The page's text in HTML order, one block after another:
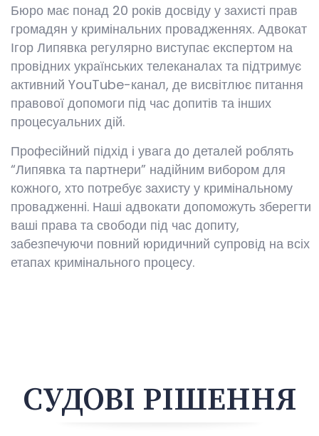
Бюро має понад 20 років досвіду у захисті прав
громадян у кримінальних провадженнях. Адвокат
Ігор Липявка регулярно виступає експертом на
провідних українських телеканалах та підтримує
активний YouTube-канал, де висвітлює питання
правової допомоги під час допитів та інших
процесуальних дій.
Професійний підхід і увага до деталей роблять
“Липявка та партнери” надійним вибором для
кожного, хто потребує захисту у кримінальному
провадженні. Наші адвокати допоможуть зберегти
ваші права та свободи під час допиту,
забезпечуючи повний юридичний супровід на всіх
етапах кримінального процесу.
СУДОВІ РІШЕННЯ